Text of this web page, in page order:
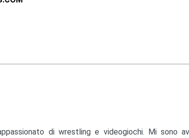
di wrestling e videogiochi. Mi sono